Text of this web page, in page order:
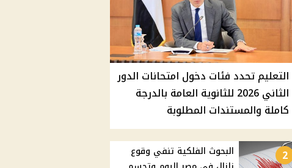
التعليم تحدد فئات دخول امتحانات الدور
الثاني 2026 للثانوية العامة بالدرجة
كاملة والمستندات المطلوبة
2
البحوث الفلكية تنفي وقوع